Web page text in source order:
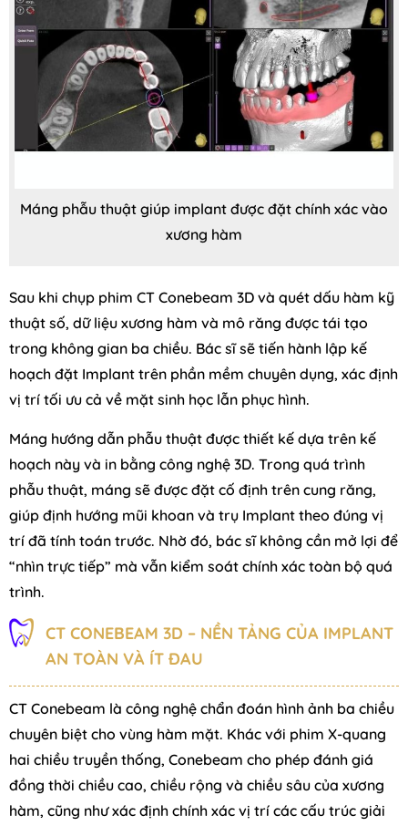
Máng phẫu thuật giúp implant được đặt chính xác vào
xương hàm
Sau khi chụp phim CT Conebeam 3D và quét dấu hàm kỹ
thuật số, dữ liệu xương hàm và mô răng được tái tạo
trong không gian ba chiều. Bác sĩ sẽ tiến hành lập kế
hoạch đặt Implant trên phần mềm chuyên dụng, xác định
vị trí tối ưu cả về mặt sinh học lẫn phục hình.
Máng hướng dẫn phẫu thuật được thiết kế dựa trên kế
hoạch này và in bằng công nghệ 3D. Trong quá trình
phẫu thuật, máng sẽ được đặt cố định trên cung răng,
giúp định hướng mũi khoan và trụ Implant theo đúng vị
trí đã tính toán trước. Nhờ đó, bác sĩ không cần mở lợi để
“nhìn trực tiếp” mà vẫn kiểm soát chính xác toàn bộ quá
trình.
CT CONEBEAM 3D – NỀN TẢNG CỦA IMPLANT
AN TOÀN VÀ ÍT ĐAU
CT Conebeam là công nghệ chẩn đoán hình ảnh ba chiều
chuyên biệt cho vùng hàm mặt. Khác với phim X-quang
hai chiều truyền thống, Conebeam cho phép đánh giá
đồng thời chiều cao, chiều rộng và chiều sâu của xương
hàm, cũng như xác định chính xác vị trí các cấu trúc giải